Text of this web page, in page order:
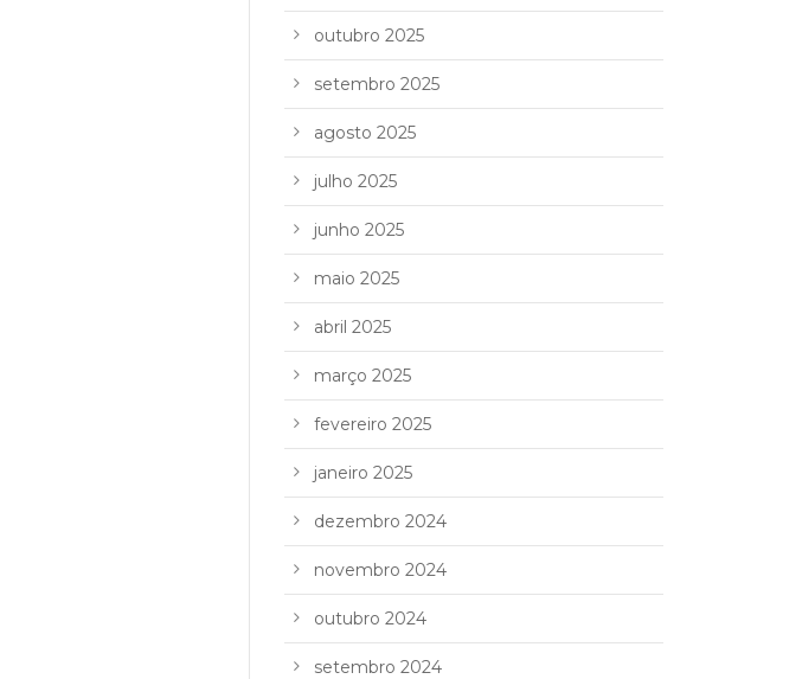
outubro 2025
setembro 2025
agosto 2025
julho 2025
junho 2025
maio 2025
abril 2025
março 2025
fevereiro 2025
janeiro 2025
dezembro 2024
novembro 2024
outubro 2024
setembro 2024